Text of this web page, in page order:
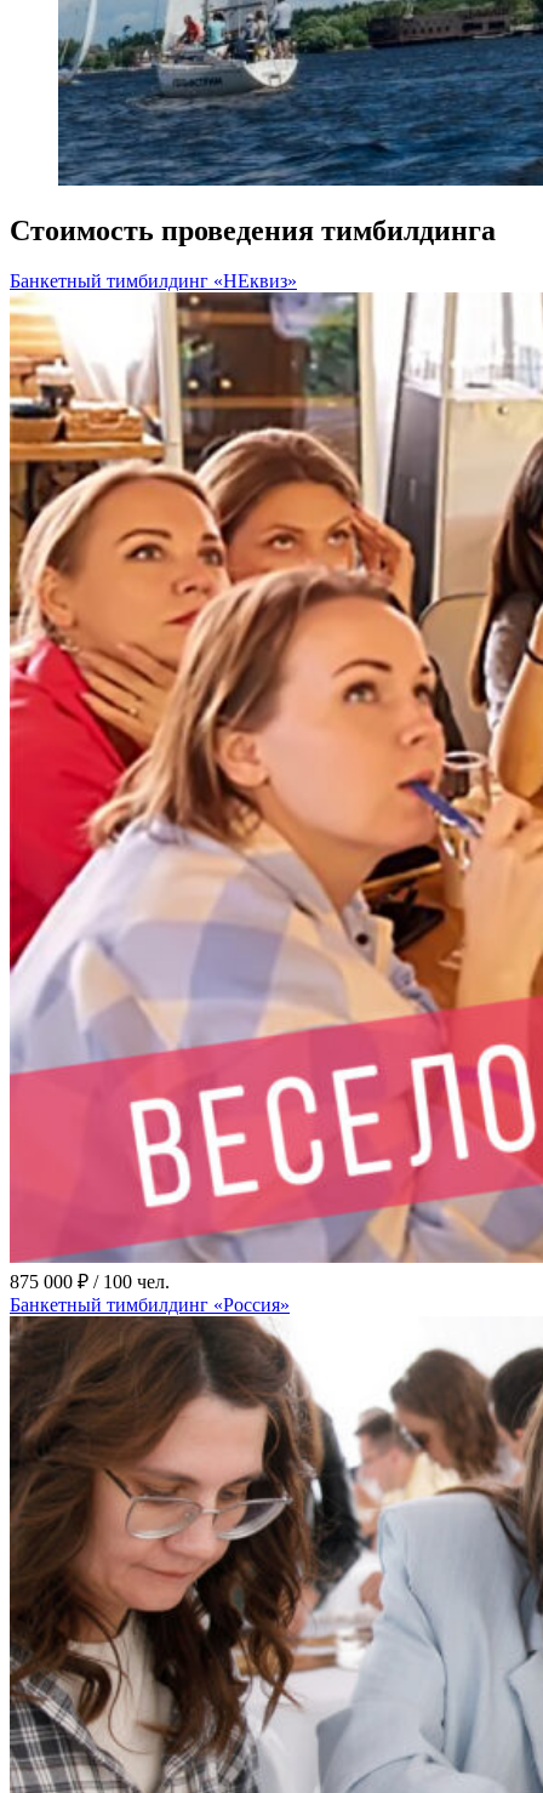
Стоимость проведения тимбилдинга
Банкетный тимбилдинг «НЕквиз»
875 000 ₽ / 100 чел.
Банкетный тимбилдинг «Россия»